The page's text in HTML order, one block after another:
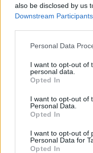
also be disclosed by us
Downstream Participants
Personal Data
I want to opt-out of
personal data.
Opted In
I want to opt-out of
Personal Data.
Opted In
I want to opt-out of
Personal Data for
Opted In
Darbo partija
Lietuvos diena
kartus“
Žinios | Lietuvos diena
V.Uspaskichas
prognozes
Žinios | Lietuvos diena